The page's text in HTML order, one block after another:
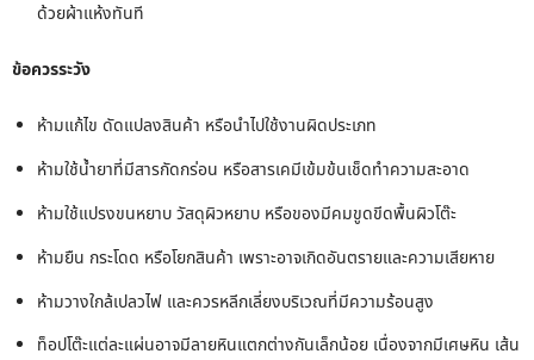
ด้วยผ้าแห้งทันที
ข้อควรระวัง
ห้ามแก้ไข ดัดแปลงสินค้า หรือนำไปใช้งานผิดประเภท
ห้ามใช้น้ำยาที่มีสารกัดกร่อน หรือสารเคมีเข้มข้นเช็ดทำความสะอาด
ห้ามใช้แปรงขนหยาบ วัสดุผิวหยาบ หรือของมีคมขูดขีดพื้นผิวโต๊ะ
ห้ามยืน กระโดด หรือโยกสินค้า เพราะอาจเกิดอันตรายและความเสียหาย
ห้ามวางใกล้เปลวไฟ และควรหลีกเลี่ยงบริเวณที่มีความร้อนสูง
ท็อปโต๊ะแต่ละแผ่นอาจมีลายหินแตกต่างกันเล็กน้อย เนื่องจากมีเศษหิน เส้น